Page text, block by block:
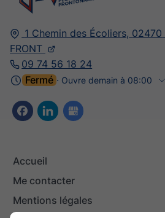
1 Chemin des Écoliers, 02470
FRONT
09 74 56 18 24
Fermé ⋅ Ouvre demain à 08:00
Accueil
Me contacter
Mentions légales